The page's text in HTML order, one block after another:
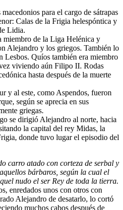
para el cargo de sátrapas
Calas de la Frigia helespóntica y
Lidia.
miembro de la Liga Helénica y
Alejandro y los griegos. También lo
Lesbos. Quíos también era miembro
viviendo aún Filipo II. Rodas
hasta después de la muerte
y al este, como Aspendos, fueron
según se aprecia en sus
griegas.
se dirigió Alejandro al norte, hacia
la capital del rey Midas, la
donde tuvo lugar el episodio del
carro atado con corteza de serbal y
bárbaros, según la cual el
nudo el ser Rey de toda la tierra.
enredados unos con otros con
Alejandro de desatarlo, lo cortó
muchos cabos después de